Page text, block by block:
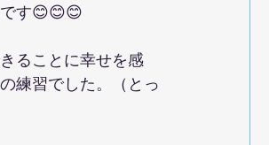
す😊😊😊
ることに幸せを感
練習でした。（とっ